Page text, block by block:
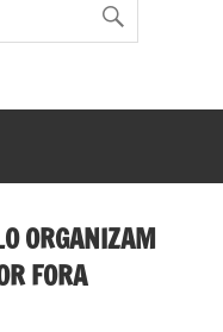
ORGANIZAM
FORA